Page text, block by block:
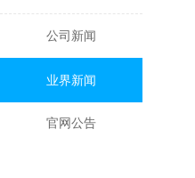
公司新闻
业界新闻
官网公告